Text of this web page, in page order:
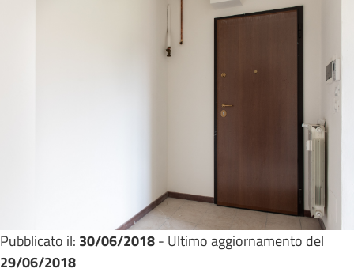
Pubblicato il: 30/06/2018- Ultimo aggiornamento del
29/06/2018